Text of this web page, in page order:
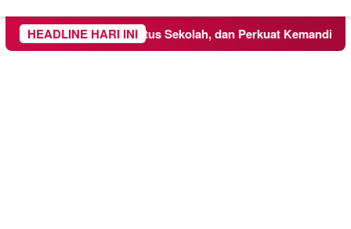
HEADLINE HARI INI
Siswa Putus Sekolah, dan Perkuat Kemandirian